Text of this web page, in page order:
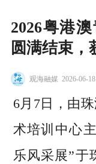
2026粤港
圆满结束，
观海融媒 2026-06-
6月7日，由
术培训中心
乐风采展”于